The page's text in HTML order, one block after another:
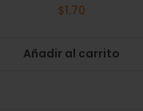
$1.70
Añadir al carrito